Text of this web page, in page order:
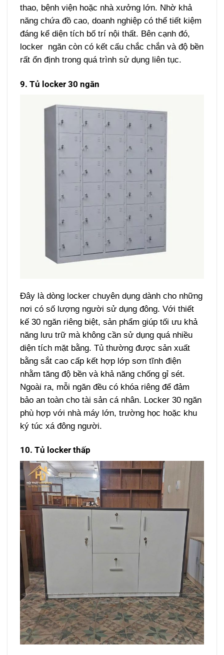
thao, bệnh viện hoặc nhà xưởng lớn. Nhờ khả
năng chứa đồ cao, doanh nghiệp có thể tiết kiệm
đáng kể diện tích bố trí nội thất. Bên cạnh đó,
locker ngăn còn có kết cấu chắc chắn và độ bền
rất ổn định trong quá trình sử dụng liên tục.
9. Tủ locker 30 ngăn
Đây là dòng locker chuyên dụng dành cho những
nơi có số lượng người sử dụng đông. Với thiết
kế 30 ngăn riêng biệt, sản phẩm giúp tối ưu khả
năng lưu trữ mà không cần sử dụng quá nhiều
diện tích mặt bằng.Tủ thường được sản xuất
bằng sắt cao cấp kết hợp lớp sơn tĩnh điện
nhằm tăng độ bền và khả năng chống gỉ sét.
Ngoài ra, mỗi ngăn đều có khóa riêng để đảm
bảo an toàn cho tài sản cá nhân. Locker 30 ngăn
phù hợp với nhà máy lớn, trường học hoặc khu
ký túc xá đông người.
10. Tủ locker thấp